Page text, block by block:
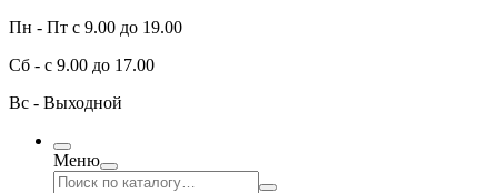
Пн - Пт с 9.00 до 19.00
Сб - с 9.00 до 17.00
Вс - Выходной
Меню